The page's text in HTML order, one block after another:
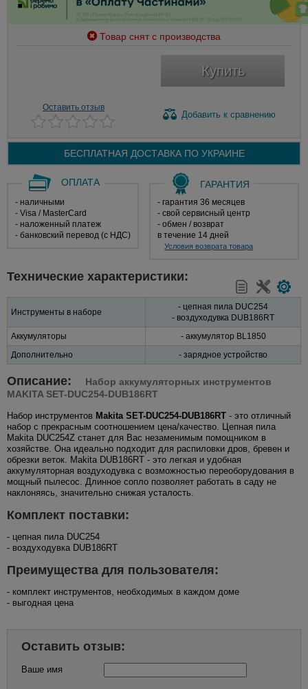
Товар снят с производства
Купить
Оставить отзыв
Добавить к сравнению
БЕСПЛАТНАЯ ДОСТАВКА ПО УКРАИНЕ
ОПЛАТА
- наличными
- Visa / MasterCard
- наложенный платеж
- банковский перевод (с НДС)
ГАРАНТИЯ
- гарантия 36 месяцев
- свой сервисный центр
- обмен / возврат
в течение 14 дней
Условия возврата товара
Технические характеристики:
Инструменты в наборе
- цепная пила DUC254
- воздуходувка DUB186RT
Аккумуляторы
- аккумулятор BL1850
Дополнительно
- зарядное устройство
Описание:
Набор аккумуляторных инструментов
MAKITA SET-DUC254-DUB186RT
Набор инструментов Makita SET-DUC254-DUB186RT - это отличный
набор с прекрасным соотношением цена/качество. Цепная пила
Makita DUC254Z станет для Вас незаменимым помощником в
хозяйстве. Она идеально подходит для распиловки дров, бревен и
обрезки веток. Makita DUB186RT - это легкая и удобная
аккумуляторная воздуходувка с возможностью переоборудования в
мощный пылесос. Длинное сопло позволяет работать в саду не
наклоняясь, значительно снижая усталость.
Комплект поставки:
- цепная пила DUC254
- воздуходувка DUB186RT
Преимущества для пользователя:
- комплект инструментов, необходимых в каждом доме
- выгодная цена
Оставить отзыв:
Ваше имя